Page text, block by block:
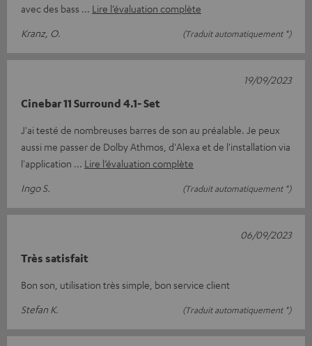
avec des bass
Lire l’évaluation complète
Kranz, O.
(Traduit automatiquement *)
Cinebar 11 Surround 4.1- Set
J'ai testé de nombreuses barres de son au préalable. Je peux
aussi me passer de Dolby Athmos, d'Alexa et de l'installation via
l'application
Lire l’évaluation complète
Ingo S.
(Traduit automatiquement *)
19/09/2023
Très satisfait
Bon son, utilisation très simple, bon service client
Stefan K.
(Traduit automatiquement *)
06/09/2023